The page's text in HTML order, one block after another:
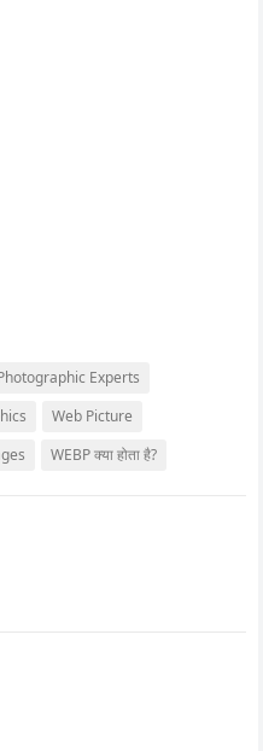
Experts
Web Picture
WEBP क्या होता है?